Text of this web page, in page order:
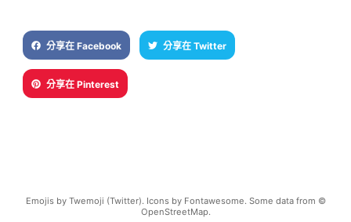
分享在 Facebook 分享在 Twitter
分享在 Pinterest
Emojis by Twemoji (Twitter). Icons by Fontawesome. Some data from ©
OpenStreetMap.